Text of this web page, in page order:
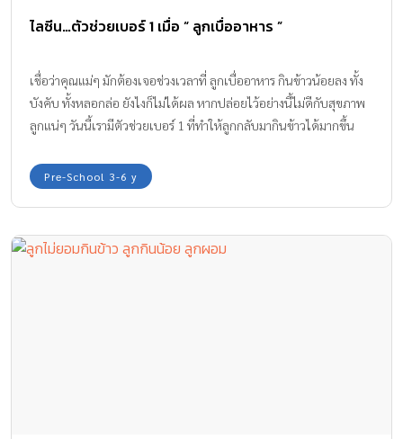
ไลซีน…ตัวช่วยเบอร์ 1 เมื่อ “ ลูกเบื่ออาหาร ”
เชื่อว่าคุณแม่ๆ มักต้องเจอช่วงเวลาที่ ลูกเบื่ออาหาร กินข้าวน้อยลง ทั้ง
บังคับ ทั้งหลอกล่อ ยังไงก็ไม่ได้ผล หากปล่อยไว้อย่างนี้ไม่ดีกับสุขภาพ
ลูกแน่ๆ วันนี้เรามีตัวช่วยเบอร์ 1 ที่ทำให้ลูกกลับมากินข้าวได้มากขึ้น
Pre-School 3-6 y